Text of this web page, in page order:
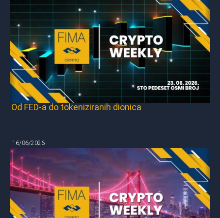
Od FED-a do tokeniziranih dionica
16/06/2026